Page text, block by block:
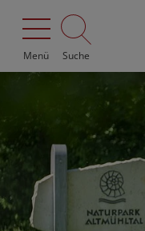
Menü Suche